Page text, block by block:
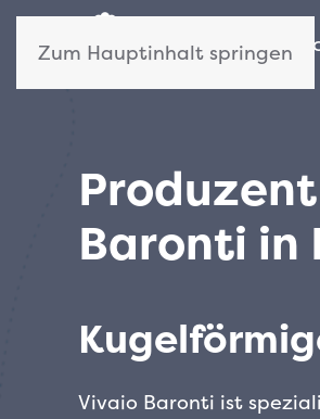
Zum Hauptinhalt springen
Wer wir sind
Baronti in
Vivaio Baronti ist